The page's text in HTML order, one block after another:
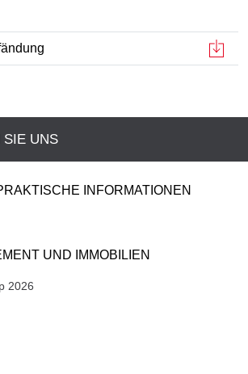
SIE UNS
2026
INFORMATIONEN
UND IMMOBILIEN